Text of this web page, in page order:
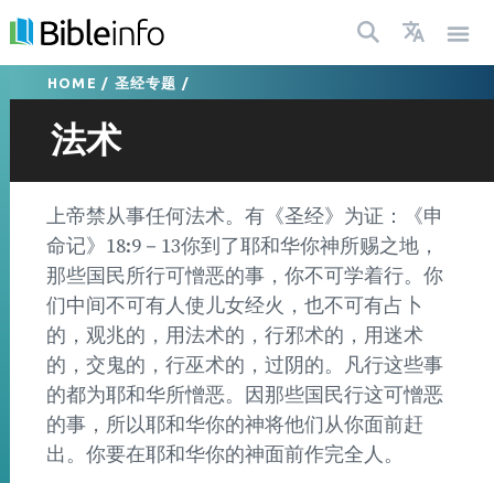
HOME / 圣经专题 /
法术
上帝禁从事任何法术。有《圣经》为证：《申
命记》18:9－13你到了耶和华你神所赐之地，
那些国民所行可憎恶的事，你不可学着行。你
们中间不可有人使儿女经火，也不可有占卜
的，观兆的，用法术的，行邪术的，用迷术
的，交鬼的，行巫术的，过阴的。凡行这些事
的都为耶和华所憎恶。因那些国民行这可憎恶
的事，所以耶和华你的神将他们从你面前赶
出。你要在耶和华你的神面前作完全人。